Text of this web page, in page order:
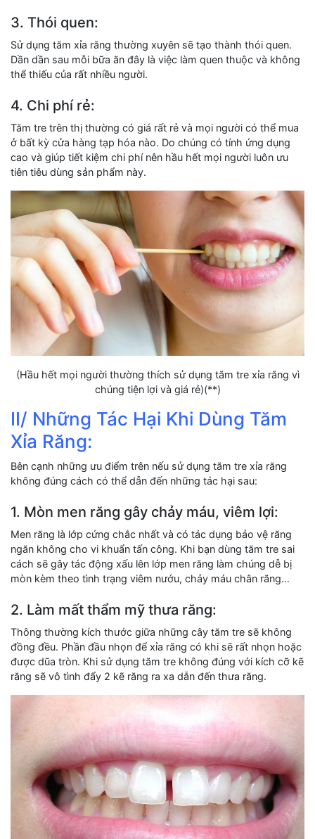
3. Thói quen:
Sử dụng tăm xỉa răng thường xuyên sẽ tạo thành thói quen.
Dần dần sau mỗi bữa ăn đây là việc làm quen thuộc và không
thể thiếu của rất nhiều người.
4. Chi phí rẻ:
Tăm tre trên thị thường có giá rất rẻ và mọi người có thể mua
ở bất kỳ cửa hàng tạp hóa nào. Do chúng có tính ứng dụng
cao và giúp tiết kiệm chi phí nên hầu hết mọi người luôn ưu
tiên tiêu dùng sản phẩm này.
(Hầu hết mọi người thường thích sử dụng tăm tre xỉa răng vì
chúng tiện lợi và giá rẻ)(**)
II/ Những Tác Hại Khi Dùng Tăm
Xỉa Răng:
Bên cạnh những ưu điểm trên nếu sử dụng tăm tre xỉa răng
không đúng cách có thể dẫn đến những tác hại sau:
1. Mòn men răng gây chảy máu, viêm lợi:
Men răng là lớp cứng chắc nhất và có tác dụng bảo vệ răng
ngăn không cho vi khuẩn tấn công. Khi bạn dùng tăm tre sai
cách sẽ gây tác động xấu lên lớp men răng làm chúng dễ bị
mòn kèm theo tình trạng viêm nướu, chảy máu chân răng…
2. Làm mất thẩm mỹ thưa răng:
Thông thường kích thước giữa những cây tăm tre sẽ không
đồng đều. Phần đầu nhọn để xỉa răng có khi sẽ rất nhọn hoặc
được dũa tròn. Khi sử dụng tăm tre không đúng với kích cỡ kẽ
răng sẽ vô tình đẩy 2 kẽ răng ra xa dẫn đến thưa răng.